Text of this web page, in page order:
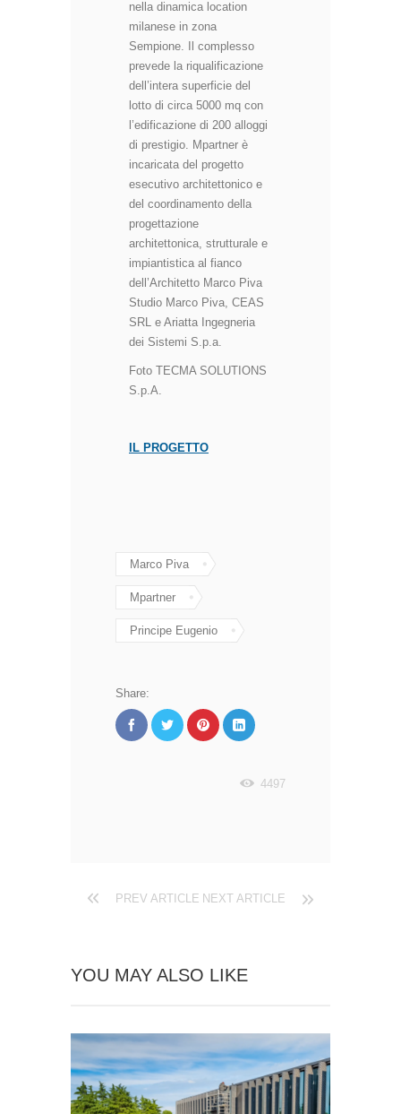
nella dinamica location
milanese in zona
Sempione. Il complesso
prevede la riqualificazione
dell’intera superficie del
lotto di circa 5000 mq con
l’edificazione di 200 alloggi
di prestigio. Mpartner è
incaricata del progetto
esecutivo architettonico e
del coordinamento della
progettazione
architettonica, strutturale e
impiantistica al fianco
dell’Architetto Marco Piva
Studio Marco Piva CEAS
SRL e Ariatta Ingegneria
dei Sistemi S.p.a.
Foto TECMA SOLUTIONS
S.p.A.
IL PROGETTO
Marco Piva
Mpartner
Principe Eugenio
Share:
4497
PREV ARTICLE NEXT ARTICLE
YOU MAY ALSO LIKE